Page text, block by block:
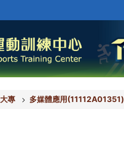
大專 多媒體應用(11112A01351)